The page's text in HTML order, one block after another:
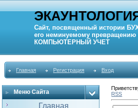
Сайт, посвященный истории
его неминуемому превращению
КОМПЬЮТЕРНЫЙ УЧЕТ
Главная Регистрация Вход
Меню Сайта
Главная
RSS